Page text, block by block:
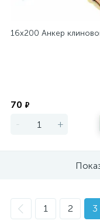
16х200 Анкер
70 ₽
- +
1 2 3